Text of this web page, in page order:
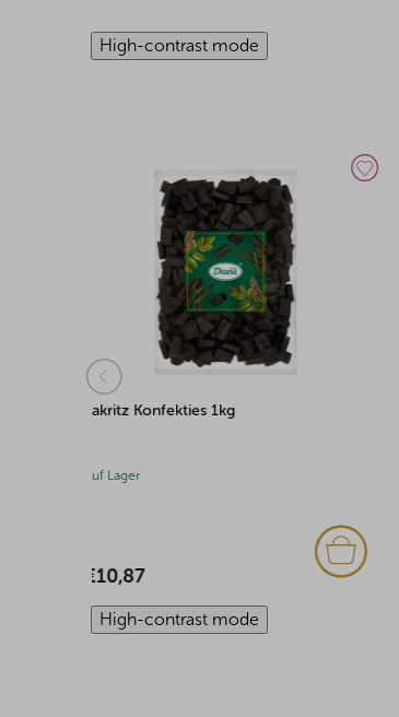
High-contrast mode
Lakritz Fruchtstücke 1kg
Auf Lager
€10,66
High-contrast mode